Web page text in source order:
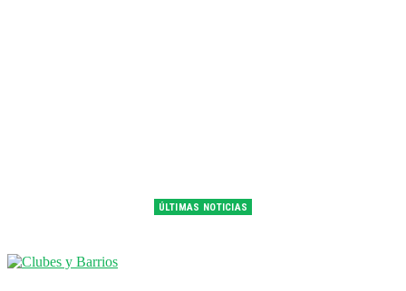
ÚLTIMAS NOTICIAS